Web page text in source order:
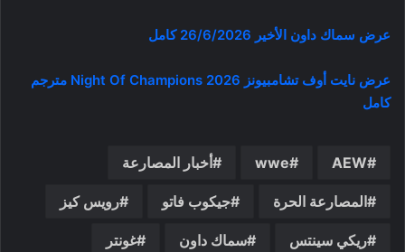
عرض سماك داون الأخير 26/6/2026 كامل
عرض نايت أوف تشامبيونز Night Of Champions 2026 مترجم
كامل
AEW
wwe أخبار المصارعة
المصارعة الحرة جيكوب فاتو رويس كيز
ريكي سينتس سماك داون غونتر